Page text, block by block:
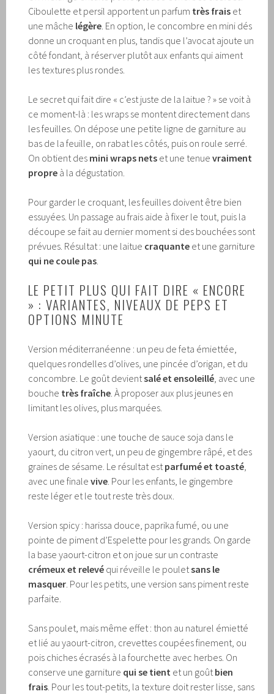
Ciboulette et persil apportent un parfum très frais et
une mâche légère . En option, le concombre en mini dés
donne un croquant en plus, tandis que l’avocat ajoute un
côté fondant, à réserver plutôt aux enfants qui aiment
les textures plus rondes.
Le secret qui fait dire « c’est juste de la laitue ? » se voit à
ce moment-là : les wraps se montent directement dans
les feuilles. On dépose une petite ligne de garniture au
bas de la feuille, on rabat les côtés, puis on roule serré.
On obtient des mini wraps nets et une tenuevraiment
propre à la dégustation.
Pour garder le croquant, les feuilles doivent être bien
essuyées. Un passage au frais aide à fixer le tout, puis la
découpe se fait au dernier moment si des bouchées sont
prévues. Résultat : une laitue craquante et une garniture
qui ne coule pas
LE PETIT PLUS QUI FAIT DIRE « ENCORE
» : VARIANTES, NIVEAUX DE PEPS ET
OPTIONS MINUTE
Version méditerranéenne : un peu de feta émiettée,
quelques rondelles d’olives, une pincée d’origan, et du
concombre. Le goût devientsalé et ensoleillé , avec une
bouche très fraîche . À proposer aux plus jeunes en
limitant les olives, plus marquées.
Version asiatique : une touche de sauce soja dans le
yaourt, du citron vert, un peu de gingembre râpé, et des
graines de sésame. Le résultat est parfumé et toasté
avec une finalevive . Pour les enfants, le gingembre
reste léger et le tout reste très doux.
Version spicy : harissa douce, paprika fumé, ou une
pointe de piment d’Espelette pour les grands. On garde
la base yaourt-citron et on joue sur un contraste
crémeux et relevé qui réveille le pouletsans le
masquer . Pour les petits, une version sans piment reste
parfaite.
Sans poulet, mais même effet : thon au naturel émietté
et lié au yaourt-citron, crevettes coupées finement, ou
pois chiches écrasés à la fourchette avec herbes. On
conserve une garniture qui se tient et un goût bien
frais . Pour les tout-petits, la texture doit rester lisse, sans